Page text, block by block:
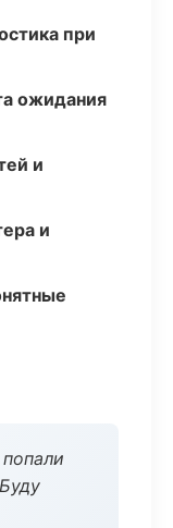
при
ожидания
и
и